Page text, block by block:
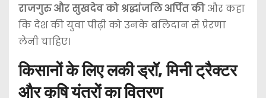
राजगुरु और सुखदेव को श्रद्धांजलि अर्पित कीऔर कहा
कि देश की युवा पीढ़ी को उनके बलिदान से प्रेरणा
लेनी चाहिए।
किसानों के लिए लकी ड्रॉ, मिनी ट्रैक्टर
और कृषि यंत्रों का वितरण